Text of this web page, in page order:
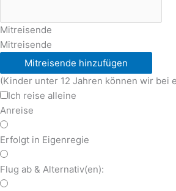
Mitreisende
Mitreisende
Mitreisende hinzufügen
(Kinder unter 12 Jahren können wir
Ich reise alleine
Anreise
Erfolgt in Eigenregie
Flug ab & Alternativ(en):